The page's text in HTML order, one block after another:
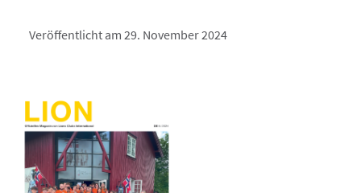
Veröffentlicht am 29. November 2024